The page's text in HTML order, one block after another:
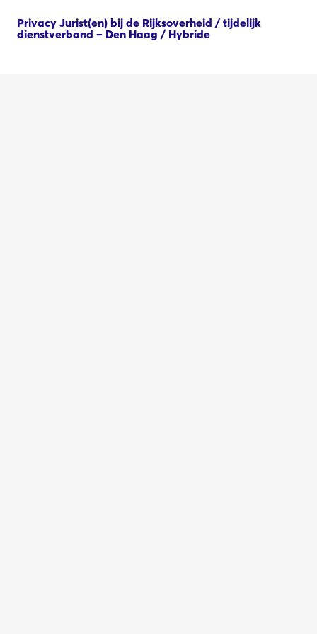
Privacy Jurist(en) bij de Rijksoverheid / tijdelijk
dienstverband – Den Haag / Hybride